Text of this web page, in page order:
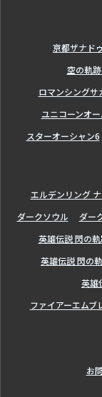
亰都ザナドゥ
空の軌
ロマンシングサ
ユニコーンオ
スターオーシャン6
エルデンリング
ダークソウル
ダー
英雄伝説 閃の
英雄伝説 閃の
英雄
ファイアーエムブ
お